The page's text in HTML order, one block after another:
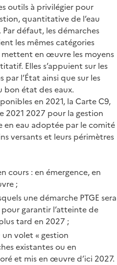
outils à privilégier pour
quantitative de l’eau
défaut, les démarches
les mêmes catégories
mettent en œuvre les moyens
Elles s’appuient sur les
l’État ainsi que sur les
état des eaux.
en 2021, la Carte C9,
2021 2027 pour la gestion
eau adoptée par le comité
versants et leurs périmètres
cours : en émergence, en
;
une démarche PTGE sera
garantir l’atteinte de
tard en 2027 ;
un volet « gestion
existantes ou en
et mis en œuvre d’ici 2027.